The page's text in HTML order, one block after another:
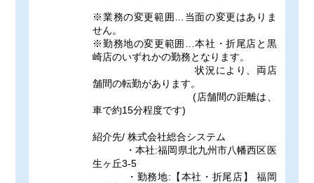
※業務の変更範囲…当面の変更はありま
せん。
※勤務地の変更範囲…本社・折尾店と黒
崎店のいずれかの勤務となります。
状況により、両店
舗間の転勤があります。
(店舗間の距離は、
車で約15分程度です)
紹介先/ 株式会社総合システム
・本社:福岡県北九州市八幡西区医
生ヶ丘3-5
・勤務地:【本社・折尾店】 福岡